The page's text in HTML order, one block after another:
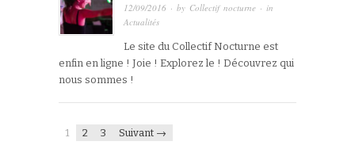
12/09/2016 · by Collectif nocturne · in
Actualités
Le site du Collectif Nocturne est
enfin en ligne ! Joie ! Explorez le ! Découvrez qui
nous sommes !
1 2 3 Suivant →